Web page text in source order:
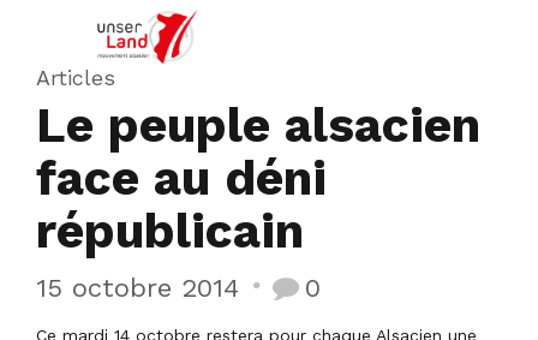
Articles
Le peuple alsacien
face au déni
républicain
15 octobre 2014 0
Ce mardi 14 octobre restera pour chaque Alsacien une